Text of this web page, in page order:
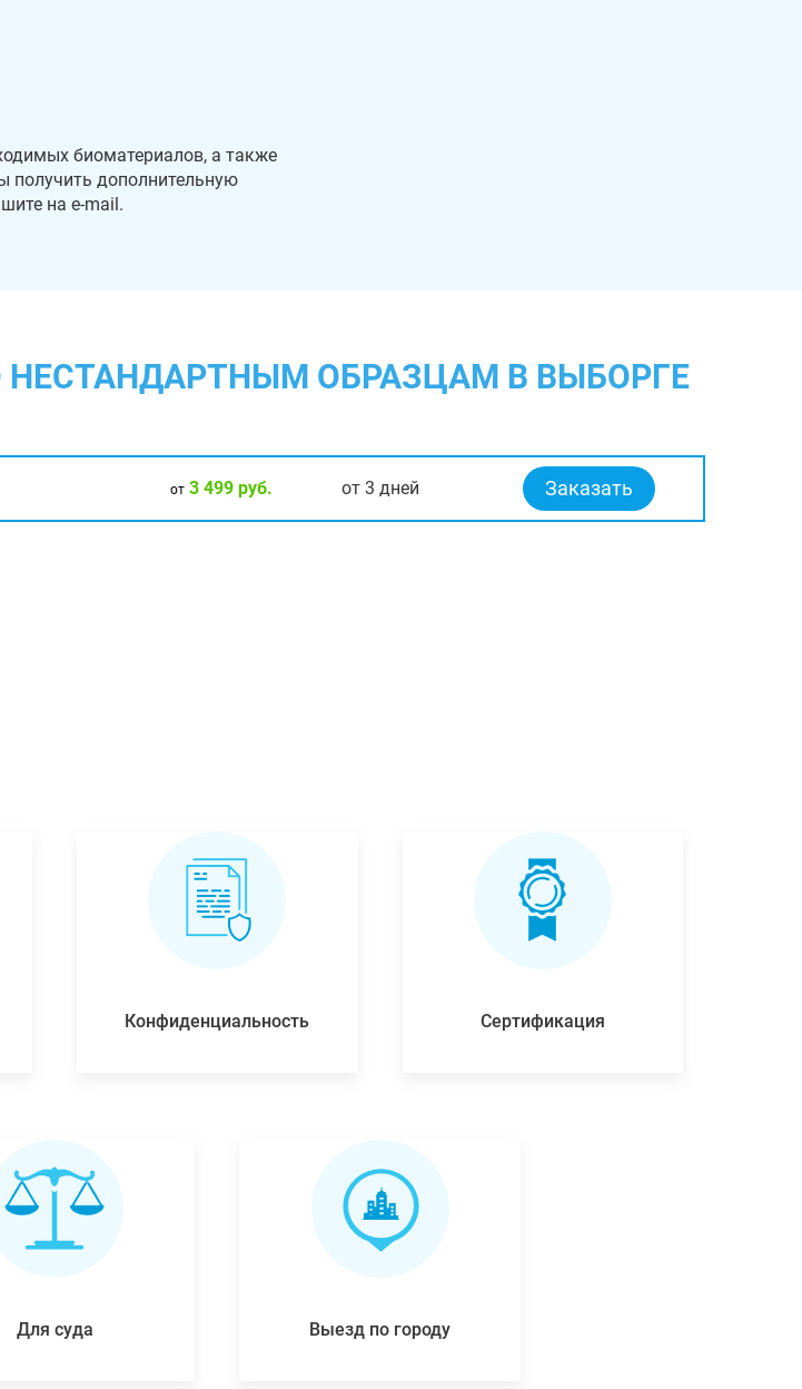
биоматериалов, а также
получить дополнительную
на e-mail.
ОБРАЗЦАМ В ВЫБОРГЕ
от3 499 руб. от 3 дней Заказать
Конфиденциальность Сертификация
Для суда Выезд по городу